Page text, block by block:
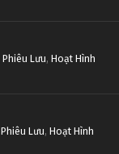
Phiêu Lưu, Hoạt Hình
Phiêu Lưu, Hoạt Hình